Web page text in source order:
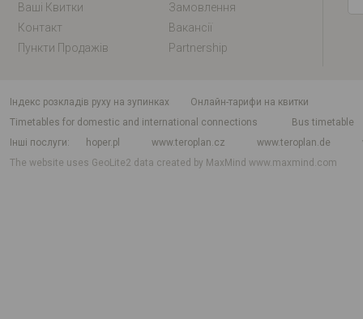
Ваші Квитки
Замовлення
Контакт
Вакансії
Пункти Продажів
Partnership
індекс розкладів руху на зупинках
Онлайн-тарифи на квитки
Timetables for domestic and international connections
Bus timetable
Інші послуги
hoper.pl www.teroplan.cz www.teroplan.de
The website uses GeoLite2 data created by MaxMindwww.maxmind.com